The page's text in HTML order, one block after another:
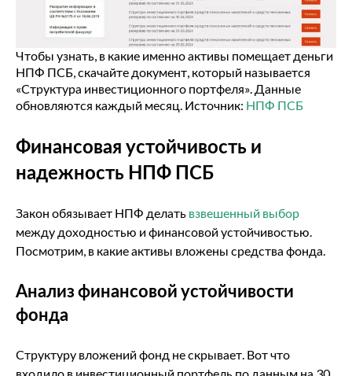
Чтобы узнать, в какие именно активы помещает деньги
НПФ ПСБ, скачайте документ, который называется
«Структура инвестиционного портфеля». Данные
обновляются каждый месяц. Источник: НПФ ПСБ
Финансовая устойчивость и
надежность НПФ ПСБ
Закон обязывает НПФ делать взвешенный выбор
между доходностью и финансовой устойчивостью.
Посмотрим, в какие активы вложены средства фонда.
Анализ финансовой устойчивости
фонда
Структуру вложений фонд не скрывает. Вот что
входило в инвестиционный портфель по данным на 30